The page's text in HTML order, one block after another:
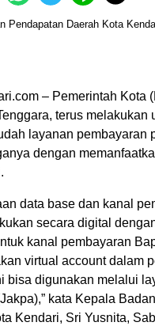
– Pemerintah Kota
terus melakukan
layanan pembayaran
dengan
data base dan kanal
secara digital
kanal pembayaran
virtual account dalam
bisa digunakan melalui
kata Kepala
Kendari, Sri Yusnita,